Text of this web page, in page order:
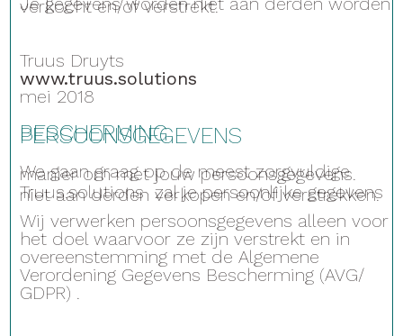
verkocht en/of verstrekt.
Truus Druyts
www.truus.solutions
mei 2018
BESCHERMING
PERSOONSGEGEVENS
We gaan graag op de meest zorgvuldige
manier om met jouw persoonsgegevens.
Truus.solutions zal je persoonlijke gegevens
niet aan derden verkopen en/of verstrekken.
Wij verwerken persoonsgegevens alleen voor
het doel waarvoor ze zijn verstrekt en in
overeenstemming met de Algemene
Verordening Gegevens Bescherming (AVG/
GDPR) .